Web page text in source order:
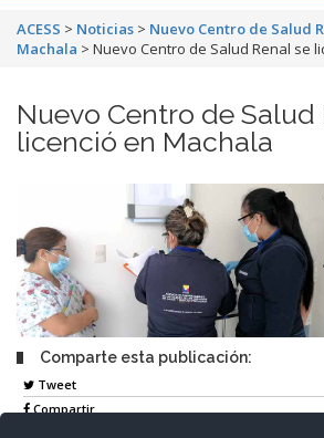
ACESS > Noticias > Nuevo Centro de Salud
Machala > Nuevo Centro de Salud Renal se
Nuevo Centro de Salud
licenció en Machala
Comparte esta publicación:
Tweet
Compartir